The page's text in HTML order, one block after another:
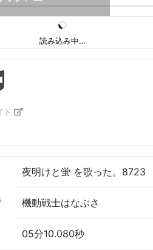
読み込み中…
ト
夜明けと蛍 を歌った。8723
機動戦士はなぶさ
05分10.080秒